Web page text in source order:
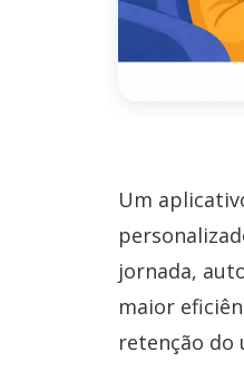
Um
jornada,
maior
retenção do